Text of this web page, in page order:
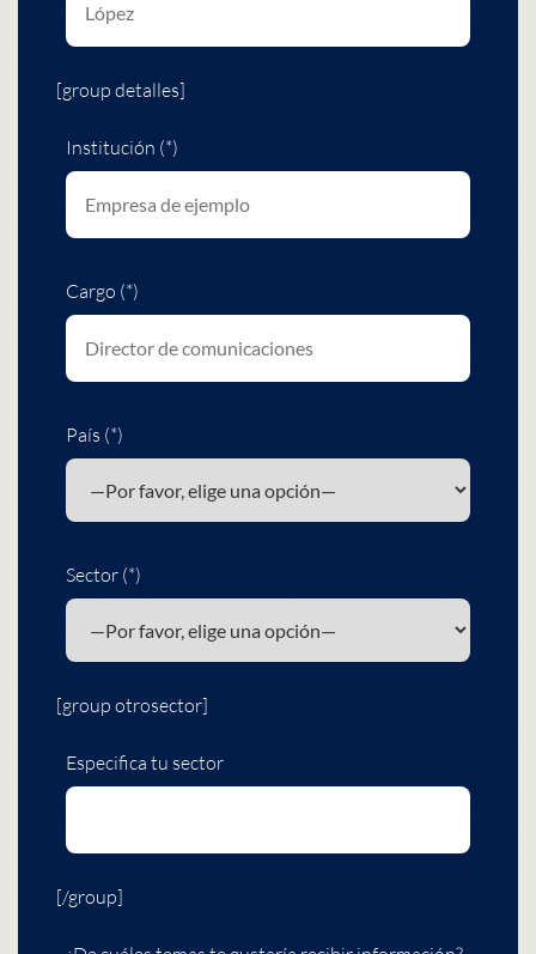
[group detalles]
Institución (*)
Cargo (*)
País (*)
Sector (*)
[group otrosector]
Especifica tu sector
[/group]